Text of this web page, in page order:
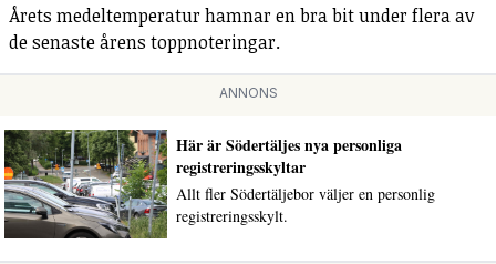
Årets medeltemperatur hamnar en bra bit under flera av
de senaste årens toppnoteringar.
ANNONS
Här är Södertäljes nya personliga
registreringsskyltar
Allt fler Södertäljebor väljer en personlig
registreringsskylt.